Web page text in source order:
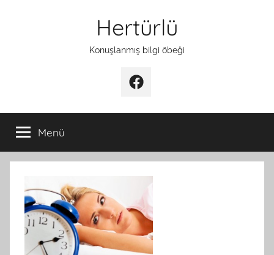
Hertürlü
Konuşlanmış bilgi öbeği
Facebook
Menü